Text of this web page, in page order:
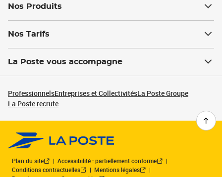
Nos Produits
Nos Tarifs
La Poste vous accompagne
ProfessionnelsEntreprises et CollectivitésLa Poste Groupe
La Poste recrute
Plan du site
Accessibilité : partiellement conforme
Conditions contractuelles
Mentions légales